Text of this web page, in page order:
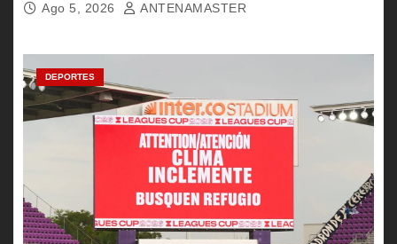
Ago 5, 2026 ANTENAMASTER
DEPORTES